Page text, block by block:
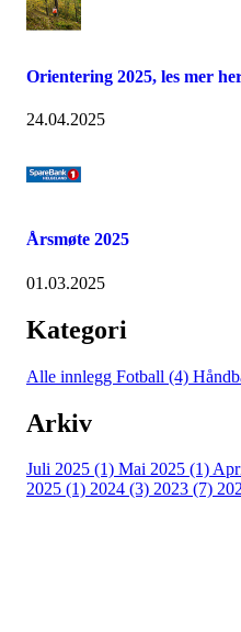
Orientering 2025, les mer
24.04.2025
Årsmøte 2025
01.03.2025
Kategori
Alle innlegg Fotball (4)
Arkiv
Juli 2025 (1) Mai 2025 (1)
2025 (1) 2024 (3) 2023 (7)